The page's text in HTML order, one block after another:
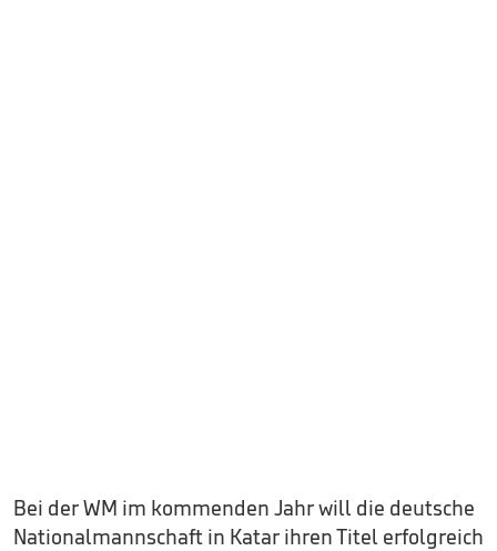
Bei der WM im kommenden Jahr will die deutsche
Nationalmannschaft in Katar ihren Titel erfolgreich